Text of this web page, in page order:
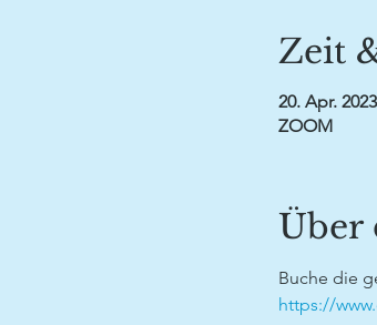
Zeit
20. Apr.
ZOOM
Über
Buche die
https://